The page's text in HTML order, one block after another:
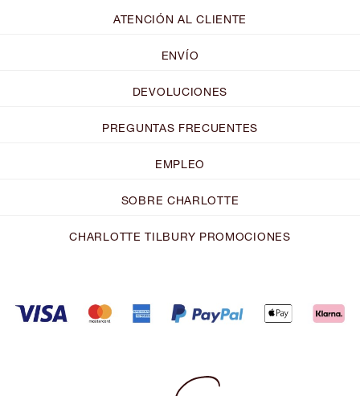
ATENCIÓN AL CLIENTE
ENVÍO
DEVOLUCIONES
PREGUNTAS FRECUENTES
EMPLEO
SOBRE CHARLOTTE
CHARLOTTE TILBURY PROMOCIONES